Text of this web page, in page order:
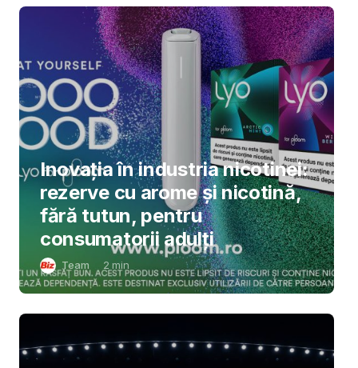
Inovația în industria nicotinei:
rezerve cu arome și nicotină,
fără tutun, pentru
consumatorii adulți
Team 2 min